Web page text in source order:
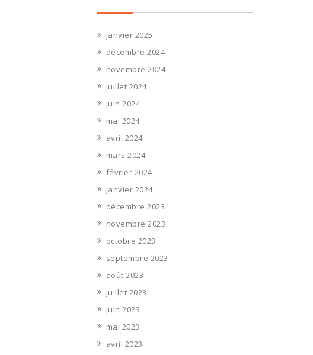
janvier 2025
décembre 2024
novembre 2024
juillet 2024
juin 2024
mai 2024
avril 2024
mars 2024
février 2024
janvier 2024
décembre 2023
novembre 2023
octobre 2023
septembre 2023
août 2023
juillet 2023
juin 2023
mai 2023
avril 2023